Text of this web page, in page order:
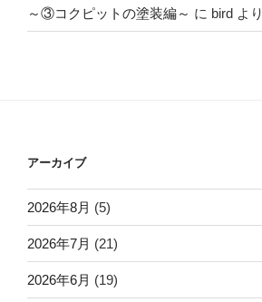
～③コクピットの塗装編～ に bird より
アーカイブ
2026年8月 (5)
2026年7月 (21)
2026年6月 (19)